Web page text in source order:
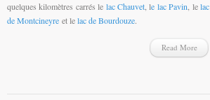
quelques kilomètres carrés le lac Chauvet , le lac Pavin , lelac
de Montcineyre et lelac de Bourdouze.
Read More